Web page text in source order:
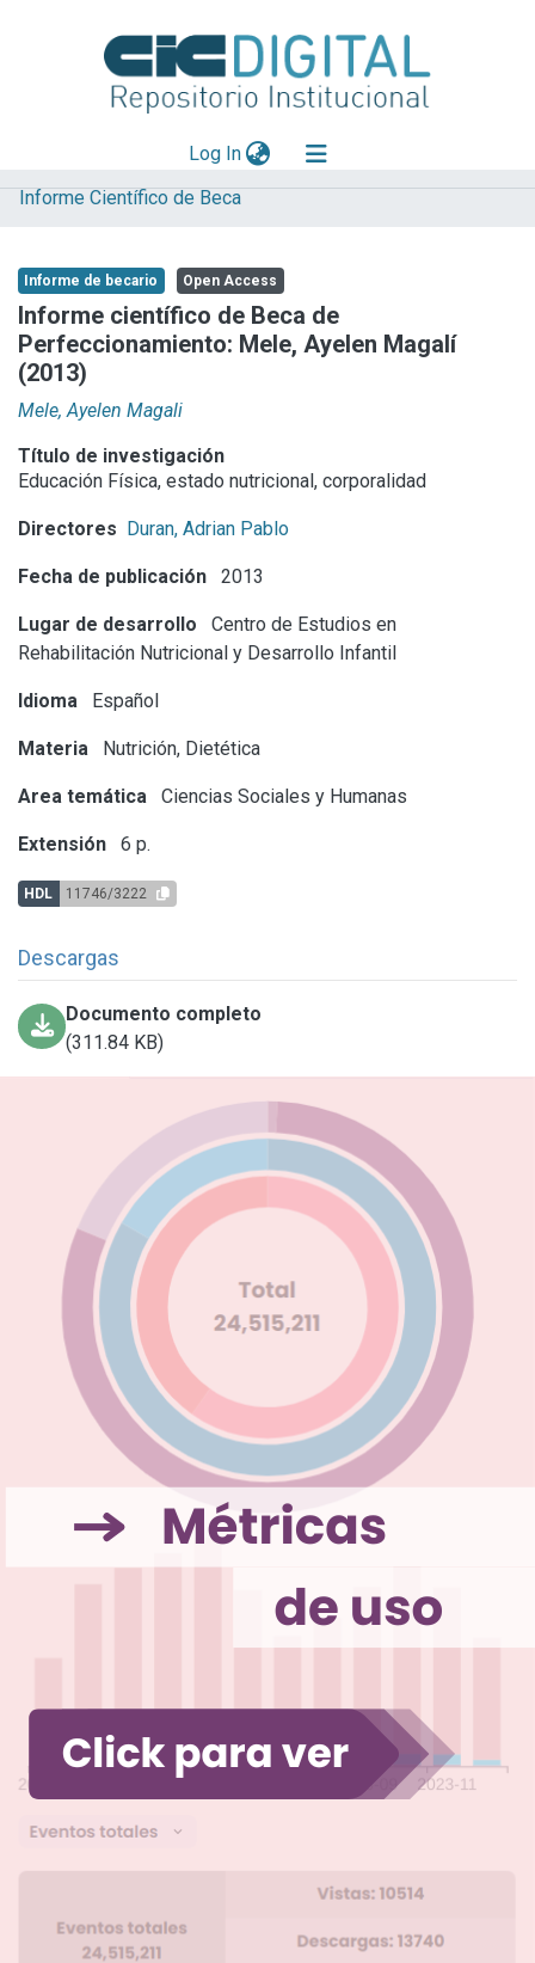
Log In(current)
Explorar
Aportar material
Statistics
Informe Científico de Beca
Informe de becario Open Access
Informe científico de Beca de
Perfeccionamiento: Mele, Ayelen Magalí
(2013)
Mele, Ayelen Magali
Título de investigación
Educación Física, estado nutricional, corporalidad
Directores Duran, Adrian Pablo
Fecha de publicación 2013
Lugar de desarrollo
Centro de Estudios en
Rehabilitación Nutricional y Desarrollo Infantil
Idioma Español
Materia Nutrición, Dietética
Area temática Ciencias Sociales y Humanas
Extensión 6 p.
HDL 11746/3222
Descargas
Documento completo
(311.84 KB)